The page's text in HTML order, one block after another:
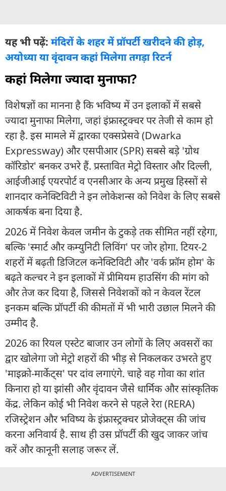
यह भी पढ़ें: मंदिरों के शहर में प्रॉपर्टी खरीदने की होड़,
अयोध्या या वृंदावन कहां मिलेगा तगड़ा रिटर्न
कहां मिलेगा ज्यादा मुनाफा?
विशेषज्ञों का मानना है कि भविष्य में उन इलाकों में सबसे
ज्यादा मुनाफा मिलेगा, जहां इंफ्रास्ट्रक्चर पर तेजी से काम हो
रहा है. इस मामले में द्वारका एक्सप्रेसवे (Dwarka
Expressway) और एसपीआर (SPR) सबसे बड़े 'ग्रोथ
कॉरिडोर' बनकर उभरे हैं. प्रस्तावित मेट्रो विस्तार और दिल्ली,
आईजीआई एयरपोर्ट व एनसीआर के अन्य प्रमुख हिस्सों से
शानदार कनेक्टिविटी ने इन लोकेशन्स को निवेश के लिए सबसे
आकर्षक बना दिया है.
2026 में निवेश केवल जमीन के टुकड़े तक सीमित नहीं रहेगा,
बल्कि 'स्मार्ट और कम्युनिटी लिविंग' पर जोर होगा. टियर-2
शहरों में बढ़ती डिजिटल कनेक्टिविटी और 'वर्क फ्रॉम होम' के
बढ़ते कल्चर ने इन इलाकों में प्रीमियम हाउसिंग की मांग को
और तेज कर दिया है, जिससे निवेशकों को न केवल रेंटल
इनकम बल्कि प्रॉपर्टी की कीमतों में भी भारी उछाल मिलने की
उम्मीद है.
2026 का रियल एस्टेट बाजार उन लोगों के लिए अवसरों का
द्वार खोलेगा जो मेट्रो शहरों की भीड़ से निकलकर उभरते हुए
'माइक्रो-मार्केट्स' पर दांव लगाएंगे. चाहे वह गोवा का शांत
किनारा हो या झांसी और वृंदावन जैसे धार्मिक और सांस्कृतिक
केंद्र. लेकिन कोई भी निवेश करने से पहले रेरा (RERA)
रजिस्ट्रेशन और भविष्य के इंफ्रास्ट्रक्चर प्रोजेक्ट्स की जांच
करना अनिवार्य है. साथ ही उस प्रॉपर्टी की खुद जाकर जांच
करें और कानूनी सलाह जरूर लें.
ADVERTISEMENT